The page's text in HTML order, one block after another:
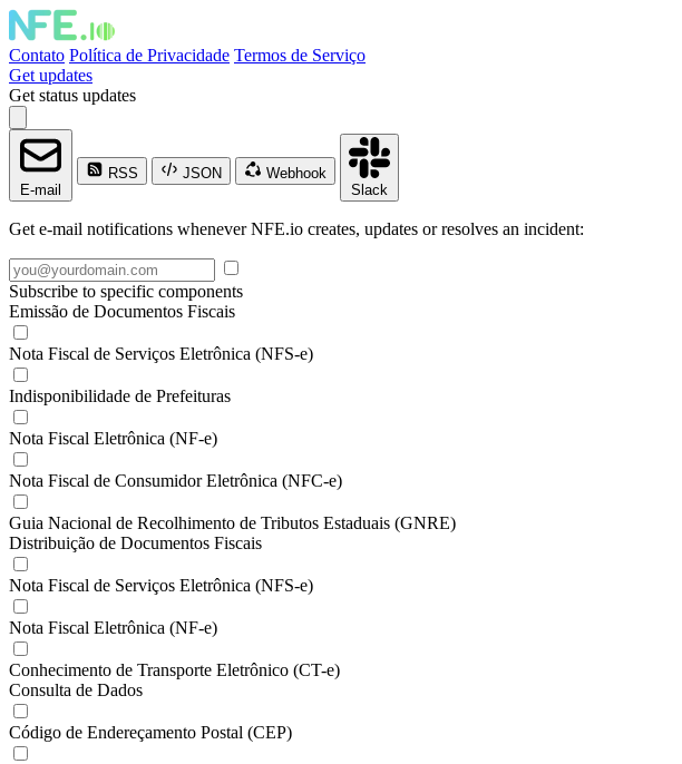
Contato Política de Privacidade Termos de Serviço
Get updates
Get status updates
E-mail
RSS JSON
Webhook
Slack
Get e-mail notifications whenever NFE.io creates, updates or resolves an incident:
Subscribe to specific components
Emissão de Documentos Fiscais
Nota Fiscal de Serviços Eletrônica (NFS-e)
Indisponibilidade de Prefeituras
Nota Fiscal Eletrônica (NF-e)
Nota Fiscal de Consumidor Eletrônica (NFC-e)
Guia Nacional de Recolhimento de Tributos Estaduais (GNRE)
Distribuição de Documentos Fiscais
Nota Fiscal de Serviços Eletrônica (NFS-e)
Nota Fiscal Eletrônica (NF-e)
Conhecimento de Transporte Eletrônico (CT-e)
Consulta de Dados
Código de Endereçamento Postal (CEP)